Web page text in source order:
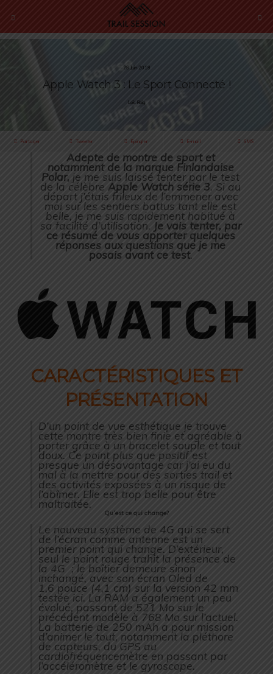
28 Juin 2018
Apple Watch 3 : Le Sport Connecté !
Loïc Roig
Partager Tweeter Épingler E-mail SMS
Adepte de montre de sport et
notamment de la marque Finlandaise
Polar, je me suis laissé tenter par le test
de la célèbre Apple Watch série 3. Si au
départ j’étais frileux de l’emmener avec
moi sur les sentiers battus tant elle est
belle, je me suis rapidement habitué à
sa facilité d’utilisation. Je vais tenter, par
ce résumé de vous apporter quelques
réponses aux questions que je me
posais avant ce test.
CARACTÉRISTIQUES ET
PRÉSENTATION
D’un point de vue esthétique je trouve
cette montre très bien finie et agréable à
porter grâce à un bracelet souple et tout
doux. Ce point plus que positif est
presque un désavantage car j’ai eu du
mal à la mettre pour des sorties trail et
des activités exposées à un risque de
l’abîmer. Elle est trop belle pour être
maltraitée.
Qu’est ce qui change?
Le nouveau système de 4G qui se sert
de l’écran comme antenne est un
premier point qui change. D’extérieur,
seul le point rouge trahit la présence de
la 4G ; le boîtier demeure sinon
inchangé, avec son écran Oled de
1,6 pouce (4,1 cm) sur la version 42 mm
testée ici. La RAM a également un peu
évolué, passant de 521 Mo sur le
précédent modèle à 768 Mo sur l’actuel.
La batterie de 250 mAh a pour mission
d’animer le tout, notamment la pléthore
de capteurs, du GPS au
cardiofréquencemètre en passant par
l’accéléromètre et le gyroscope.